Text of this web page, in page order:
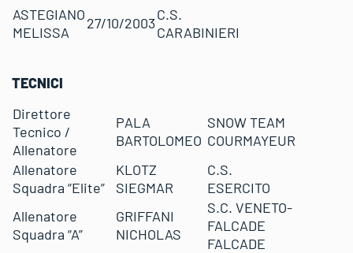
ASTEGIANO
MELISSA
27/10/2003C.S.
CARABINIERI
TECNICI
Direttore
Tecnico /
Allenatore
PALA
BARTOLOMEO
SNOW TEAM
COURMAYEUR
Allenatore
Squadra “Elite”
KLOTZ
SIEGMAR
C.S.
ESERCITO
Allenatore
Squadra “A”
GRIFFANI
NICHOLAS
S.C. VENETO-
FALCADE
FALCADE